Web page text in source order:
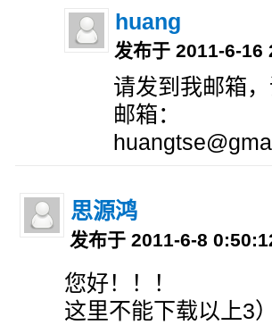
huang
发布于 2011-6-16
请发到我邮箱，
邮箱：
思源鸿
发布于 2011-6-8
您好！！！
这里不能下载以上3